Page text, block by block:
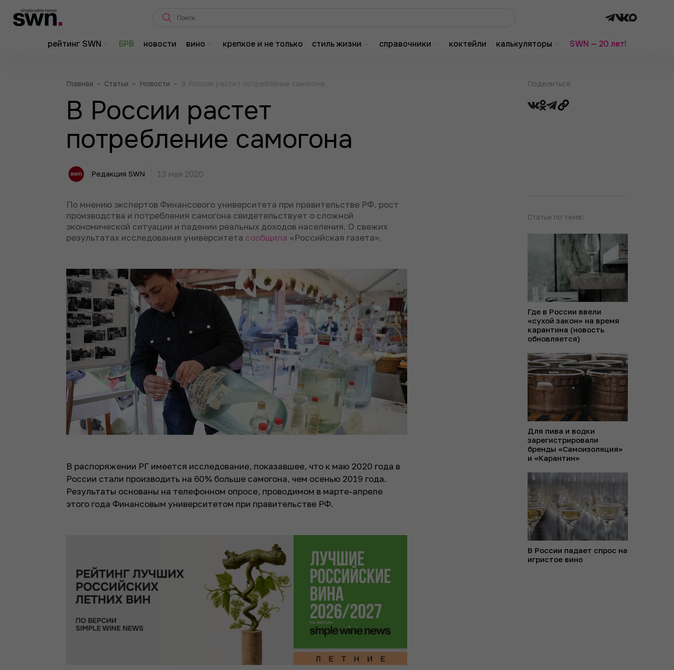
рейтинг SWN БРВ новости вино крепкое и не только стиль жизни справочники коктейли калькуляторы SWN — 20 лет!
Поделиться
Статьи по теме:
Где в России ввели
«сухой закон» на время
карантина (новость
обновляется)
Для пива и водки
зарегистрировали
бренды «Самоизоляция»
и «Карантин»
В России падает спрос на
игристое вино
Главная – Статьи – Новости – В России растет потребление самогона
В России растет
потребление самогона
Редакция SWN 13 мая 2020
По мнению экспертов Финансового университета при правительстве РФ, рост
производства и потребления самогона свидетельствует о сложной
экономической ситуации и падении реальных доходов населения. О свежих
результатах исследования университета сообщила «Российская газета».
В распоряжении РГ имеется исследование, показавшее, что к маю 2020 года в
России стали производить на 60% больше самогона, чем осенью 2019 года.
Результаты основаны на телефонном опросе, проводимом в марте-апреле
этого года Финансовым университетом при правительстве РФ.